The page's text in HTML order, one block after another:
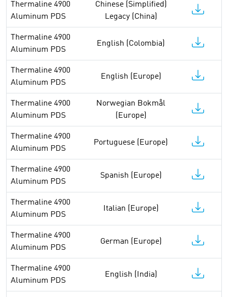
Thermaline 4900
Aluminum PDS
Chinese (Simplified)
Legacy (China)
Thermaline 4900
Aluminum PDS
English (Colombia)
Thermaline 4900
Aluminum PDS
English (Europe)
Thermaline 4900
Aluminum PDS
Norwegian Bokmål
(Europe)
Thermaline 4900
Aluminum PDS
Portuguese (Europe)
Thermaline 4900
Aluminum PDS
Spanish (Europe)
Thermaline 4900
Aluminum PDS
Italian (Europe)
Thermaline 4900
Aluminum PDS
German (Europe)
Thermaline 4900
Aluminum PDS
English (India)